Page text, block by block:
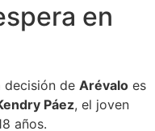
en
decisión de Arévalo es
Páez, el joven
años.